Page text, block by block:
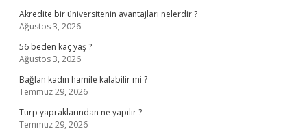
Akredite bir üniversitenin avantajları nelerdir ?
Ağustos 3, 2026
56 beden kaç yaş ?
Ağustos 3, 2026
Bağlan kadın hamile kalabilir mi ?
Temmuz 29, 2026
Turp yapraklarından ne yapılır ?
Temmuz 29, 2026